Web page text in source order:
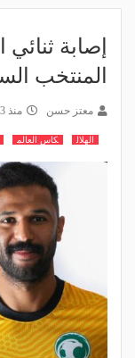
إصابة
المنتخب
معتز حسن منذ 3 سنوات
الهلال كاس العالم